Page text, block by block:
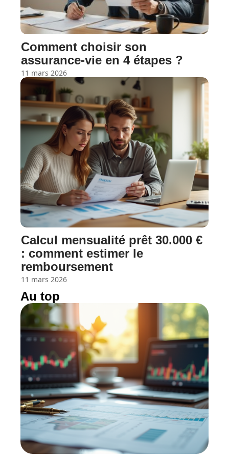
Comment choisir son
assurance-vie en 4 étapes ?
11 mars 2026
Calcul mensualité prêt 30.000 €
: comment estimer le
remboursement
11 mars 2026
Au top